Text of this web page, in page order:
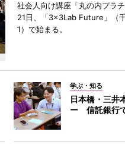
社会人向け講座「丸の内プラ
21日、「3×3Lab Future」（
1）で始まる。
学ぶ・知る
日本橋・三井
ー 信託銀行